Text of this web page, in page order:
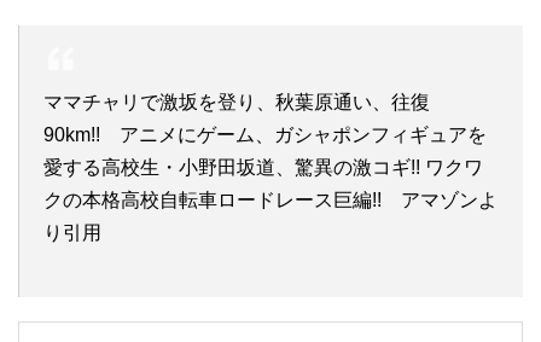
ママチャリで激坂を登り、秋葉原通い、往復
90km!! アニメにゲーム、ガシャポンフィギュアを
愛する高校生・小野田坂道、驚異の激コギ!! ワクワ
クの本格高校自転車ロードレース巨編!! アマゾンよ
り引用